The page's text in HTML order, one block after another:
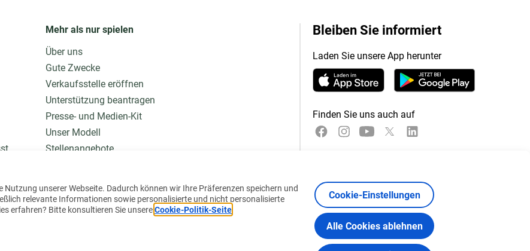
unserer Webseite. Dadurch können wir Ihre Präferenzen speichern und
relevante Informationen sowie personalisierte und nicht personalisierte
erfahren? Bitte konsultieren Sie unsereCookie-Politik-Seite
Cookie-Einstellungen
Alle Cookies ablehnen
Mehr als nur spielen
Über uns
Gute Zwecke
Verkaufsstelle eröffnen
Unterstützung beantragen
Presse- und Medien-Kit
Unser Modell
Stellenangebote
Bleiben Sie informiert
Laden Sie unsere App herunter
Finden Sie uns auch auf